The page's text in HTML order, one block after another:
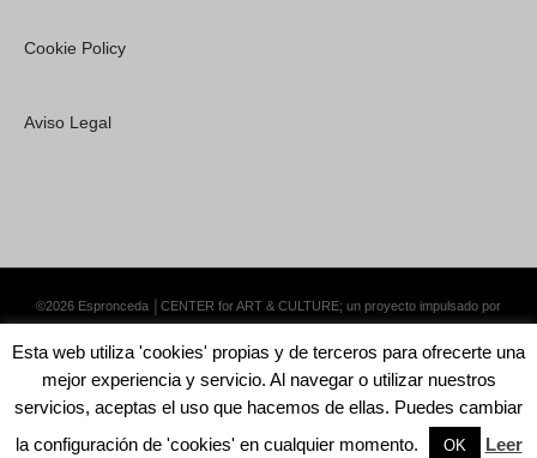
Cookie Policy
Aviso Legal
©2026 Espronceda │CENTER for ART & CULTURE; un proyecto impulsado por
Esta web utiliza 'cookies' propias y de terceros para ofrecerte una
mejor experiencia y servicio. Al navegar o utilizar nuestros
servicios, aceptas el uso que hacemos de ellas. Puedes cambiar
la configuración de 'cookies' en cualquier momento.
OK Leer
English Català Español